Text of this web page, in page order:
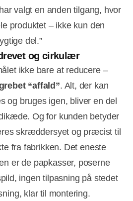
valgt en anden tilgang, hvor
produktet – ikke kun den
del.”
og cirkulær
ikke bare at reducere –
“affald”. Alt, der kan
og bruges igen, bliver en del
Og for kunden betyder
skræddersyet og præcist til
fra fabrikken. Det eneste
er de papkasser, poserne
ingen tilpasning på stedet
klar til montering.